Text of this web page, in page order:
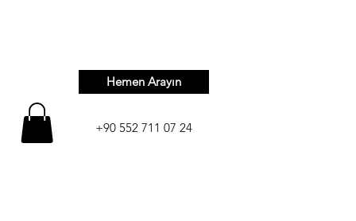
Hemen Arayın
+90 552 711 07 24